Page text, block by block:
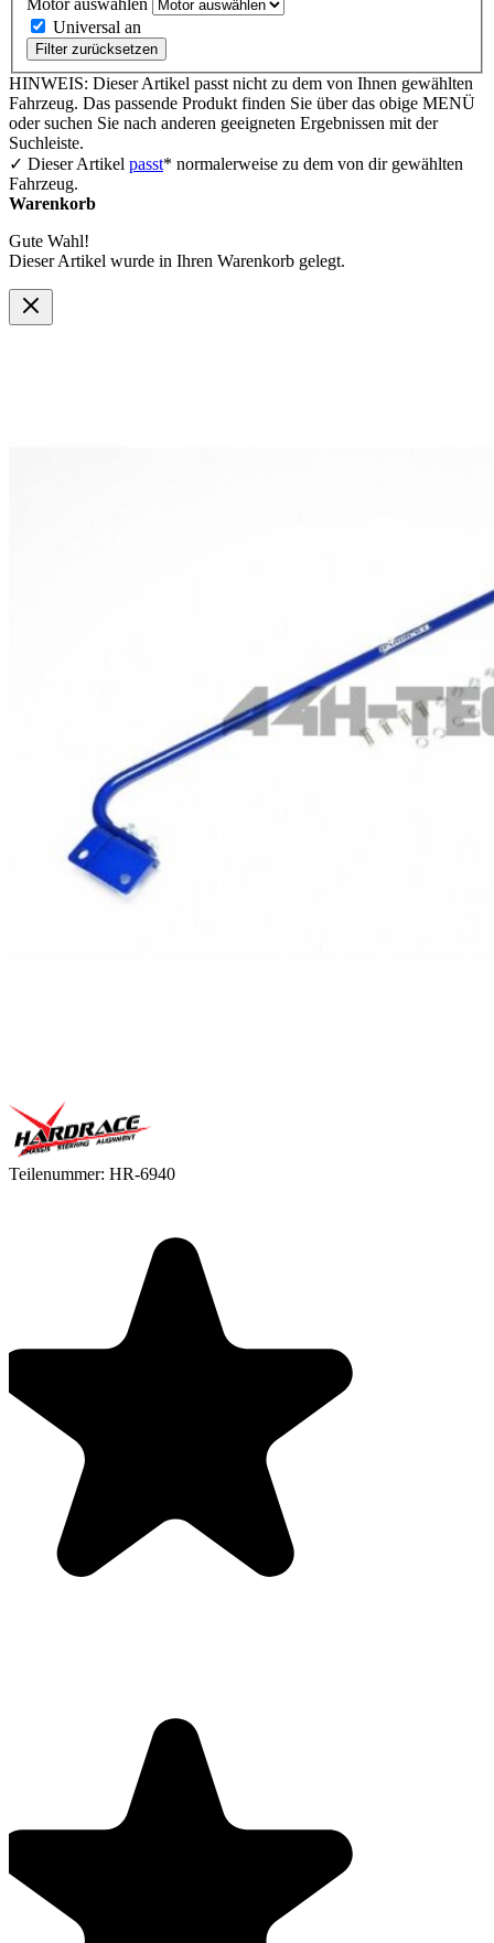
Universal an
Filter zurücksetzen
HINWEIS: Dieser Artikel passt nicht zu dem von Ihnen gewählten
Fahrzeug. Das passende Produkt finden Sie über das obige MENÜ
oder suchen Sie nach anderen geeigneten Ergebnissen mit der
Suchleiste.
✓ Dieser Artikel passt* normalerweise zu dem von dir gewählten
Fahrzeug.
Warenkorb
Gute Wahl!
Dieser Artikel wurde in Ihren Warenkorb gelegt.
Teilenummer: HR-6940